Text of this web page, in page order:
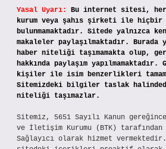
Yasal Uyarı:
Bu internet sitesi,
kurum veya şahıs şirketi ile hiçbir
bulunmamaktadır. Sitede yalnızca
makaleler paylaşılmaktadır.
haber niteliği taşımamakta olup,
hakkında paylaşım yapılmamaktadır.
kişiler ile isim benzerlikleri
Sitemizdeki bilgiler taslak
niteliği taşımazlar.
Sitemiz, 5651 Sayılı Kanun
ve İletişim Kurumu (BTK) tarafından
Sağlayıcı olarak hizmet